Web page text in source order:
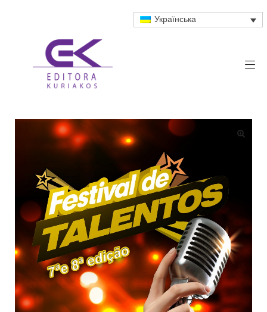
Українська